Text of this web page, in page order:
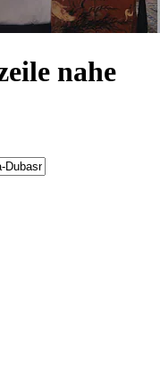
nahe